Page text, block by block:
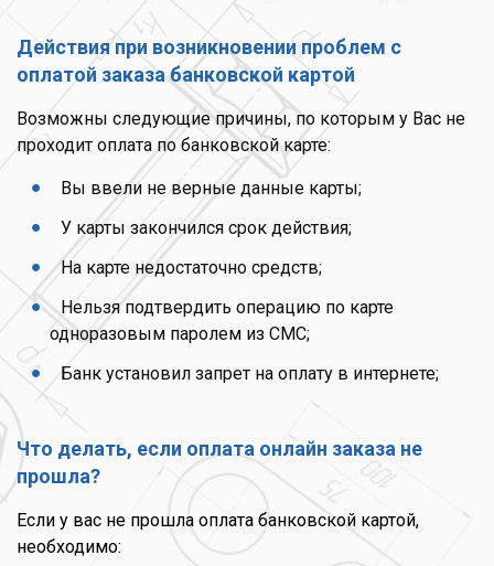
Действия при возникновении проблем с
оплатой заказа банковской картой
Возможны следующие причины, по которым у Вас не
проходит оплата по банковской карте:
Вы ввели не верные данные карты;
У карты закончился срок действия;
На карте недостаточно средств;
Нельзя подтвердить операцию по карте
одноразовым паролем из СМС;
Банк установил запрет на оплату в интернете;
Что делать, если оплата онлайн заказа не
прошла?
Если у вас не прошла оплата банковской картой,
необходимо: